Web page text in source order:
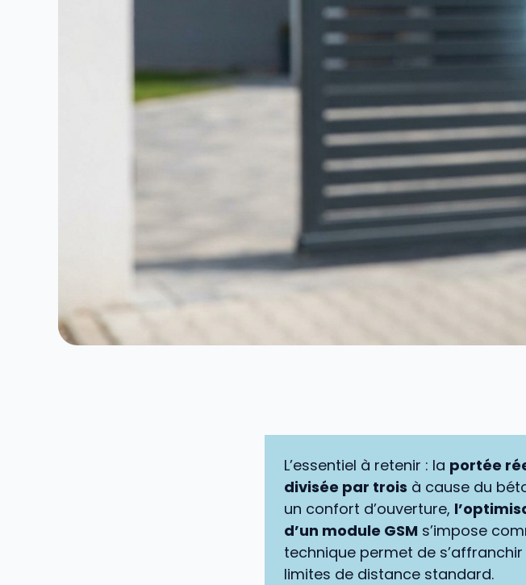
L’essentiel à retenir : la portée
divisée par trois à cause du
un confort d’ouverture,
d’un module GSM s’impose
technique permet de
limites de distance standard.